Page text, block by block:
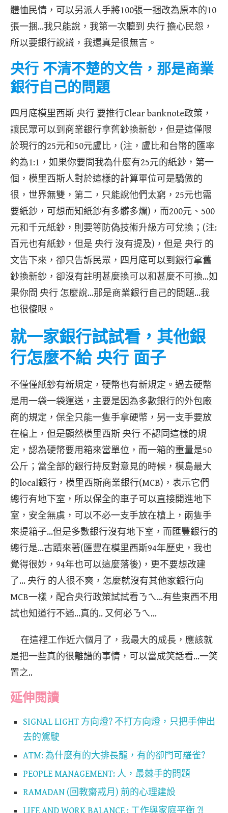
體恤民情，可以另派人手將100張一捆改為原本的10
張一捆…我只能說，我第一次聽到 央行 擔心民怨，
所以要銀行說謊，我還真是很無言。
央行 不清不楚的文告，那是商業
銀行自己的問題
四月底模里西斯 央行 要推行Clear banknote政策，
讓民眾可以到商業銀行拿舊鈔換新鈔，但是這僅限
於現行的25元和50元盧比，(注，盧比和台幣的匯率
約為1:1，如果你要問我為什麼有25元的紙鈔，第一
個，模里西斯人對於這樣的計算單位可是驕傲的
很，世界無雙，第二，只能說他們太窮，25元也需
要紙鈔，可想而知紙鈔有多髒多爛)，而200元、500
元和千元紙鈔，則要等防偽技術升級方可兌換；(注:
百元也有紙鈔，但是 央行 沒有提及)，但是 央行 的
文告下來，卻只告訴民眾，四月底可以到銀行拿舊
鈔換新鈔，卻沒有註明甚麼換可以和甚麼不可換…如
果你問 央行 怎麼說…那是商業銀行自己的問題…我
也很傻眼。
就一家銀行試試看，其他銀
行怎麼不給 央行 面子
不僅僅紙鈔有新規定，硬幣也有新規定。過去硬幣
是用一袋一袋運送，主要是因為多數銀行的外包廠
商的規定，保全只能一隻手拿硬幣，另一支手要放
在槍上，但是顯然模里西斯 央行 不認同這樣的規
定，認為硬幣要用箱來當單位，而一箱的重量是50
公斤；當全部的銀行持反對意見的時候，模島最大
的local銀行，模里西斯商業銀行(MCB)，表示它們
總行有地下室，所以保全的車子可以直接開進地下
室，安全無虞，可以不必一支手放在槍上，兩隻手
來提箱子…但是多數銀行沒有地下室，而匯豐銀行的
總行是…古蹟來著(匯豐在模里西斯94年歷史，我也
覺得很妙，94年也可以這麼落後)，更不要想改建
了… 央行 的人很不爽，怎麼就沒有其他家銀行向
MCB一樣，配合央行政策試試看ㄋㄟ…有些東西不用
試也知道行不通…真的.. 又何必ㄋㄟ…
在這裡工作近六個月了，我最大的成長，應該就
是把一些真的很離譜的事情，可以當成笑話看…一笑
置之..
延伸閱讀
SIGNAL LIGHT 方向燈? 不打方向燈，只把手伸出
去的駕駛
ATM: 為什麼有的大排長龍，有的卻門可羅雀?
PEOPLE MANAGEMENT: 人，最棘手的問題
RAMADAN (回教齋戒月) 前的心理建設
LIFE AND WORK BALANCE : 工作與家庭平衡 ?!